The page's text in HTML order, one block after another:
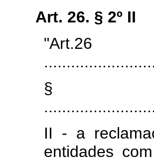
Art. 26. § 2º II
§
II - a
entidades